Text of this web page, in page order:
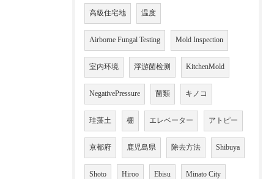
高級住宅地 温度
Airborne Fungal Testing Mold Inspection
室内环境 浮游菌检测 KitchenMold
NegativePressure 菌類 キノコ
珪藻土 棚 エレベーター アトピー
京都府 鹿児島県 除去方法 Shibuya
Shoto Hiroo Ebisu Minato City